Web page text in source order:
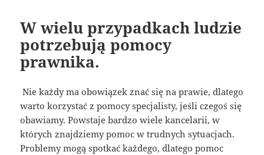
W wielu przypadkach ludzie
potrzebują pomocy
prawnika.
Nie każdy ma obowiązek znać się na prawie, dlatego
warto korzystać z pomocy specjalisty, jeśli czegoś się
obawiamy. Powstaje bardzo wiele kancelarii, w
których znajdziemy pomoc w trudnych sytuacjach.
Problemy mogą spotkać każdego, dlatego pomoc